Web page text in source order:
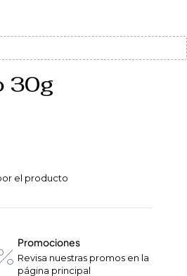
30g
el producto
Promociones
Revisa nuestras promos en la
página principal